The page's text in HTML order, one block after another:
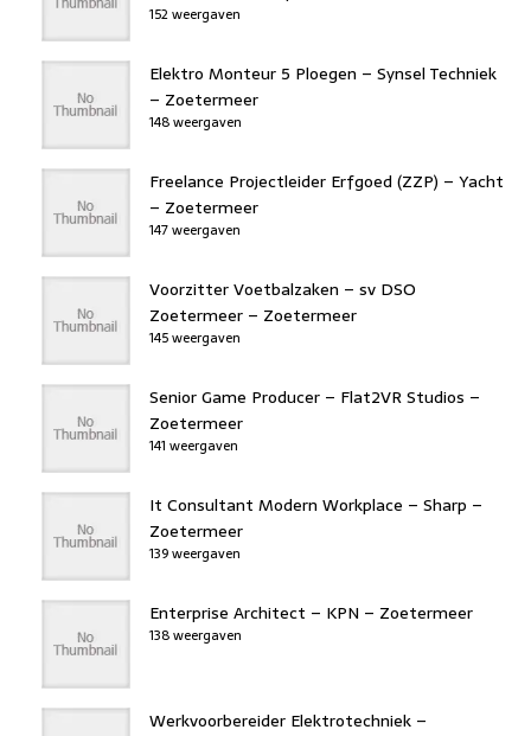
152 weergaven
Elektro Monteur 5 Ploegen – Synsel Techniek
– Zoetermeer
148 weergaven
Freelance Projectleider Erfgoed (ZZP) – Yacht
– Zoetermeer
147 weergaven
Voorzitter Voetbalzaken – sv DSO
Zoetermeer – Zoetermeer
145 weergaven
Senior Game Producer – Flat2VR Studios –
Zoetermeer
141 weergaven
It Consultant Modern Workplace – Sharp –
Zoetermeer
139 weergaven
Enterprise Architect – KPN – Zoetermeer
138 weergaven
Werkvoorbereider Elektrotechniek –